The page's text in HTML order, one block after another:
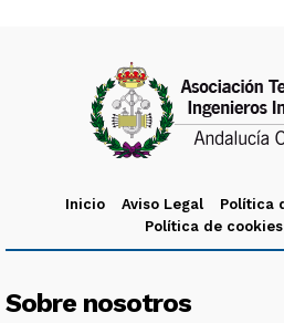
Inicio Aviso Legal
Política
Política de cookies
Sobre nosotros